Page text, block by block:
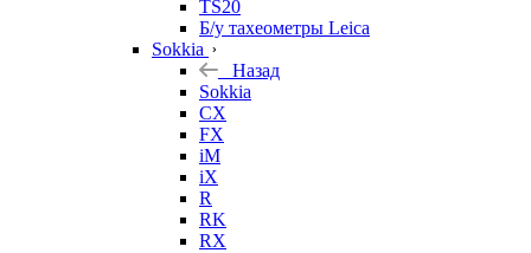
TS20
Б/у тахеометры Leica
Sokkia
Назад
Sokkia
CX
FX
iM
iX
R
RK
RX